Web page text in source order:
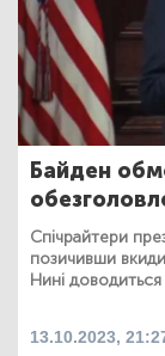
Байден
Спічрайтери
позичивши вкиди
Нині
13.10.2023,